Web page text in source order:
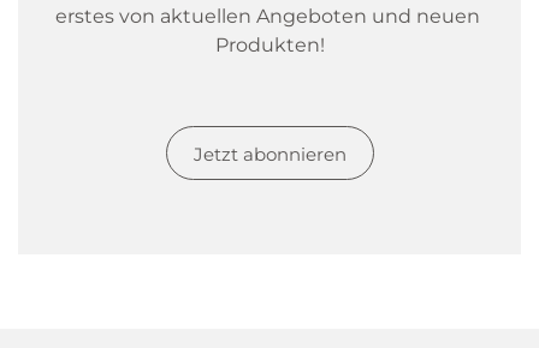
erstes von aktuellen Angeboten und neuen
Produkten!
Jetzt abonnieren